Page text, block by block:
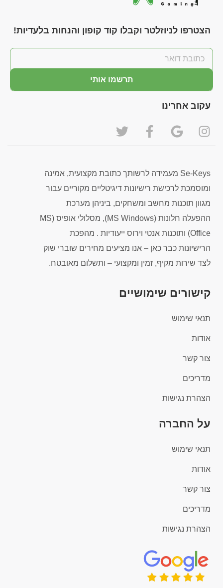
הצטרפו לניוזלטר וקבלו קוד קופון והנחות בלעדיות!
תרשמו אותי
עקוב אחרינו
Se-Keys מעמידה לרשותך כתובת מקצועית, אמינה
ומוסמכת לרכישת רישיונות דיגיטליים מקוריים עבור
מגוון תוכנות מחשב ומשחקים, ביניהן מערכת
ההפעלה חלונות (MS Windows), מסלולי אופיס (MS
Office) ותוכנות אנטי וירוס ייעודיות . מהפכת
הרישיונות כבר כאן – אנו מציעים מחירים שוברי שוק
לצד שירות מקיף, זמין ומקצועי – ותשלום מאובטח.
קישורים שימושיים
תנאי שימוש
אודות
צור קשר
מדריכים
הצהרת נגישות
על החברה
תנאי שימוש
אודות
צור קשר
מדריכים
הצהרת נגישות